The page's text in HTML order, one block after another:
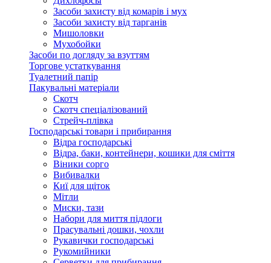
Засоби захисту від комарів і мух
Засоби захисту від тарганів
Мишоловки
Мухобойки
Засоби по догляду за взуттям
Торгове устаткування
Туалетний папір
Пакувальні матеріали
Скотч
Скотч спеціалізований
Стрейч-плівка
Господарські товари і прибирання
Відра господарські
Відра, баки, контейнери, кошики для сміття
Віники сорго
Вибивалки
Киї для щіток
Мітли
Миски, тази
Набори для миття підлоги
Прасувальні дошки, чохли
Рукавички господарські
Рукомийники